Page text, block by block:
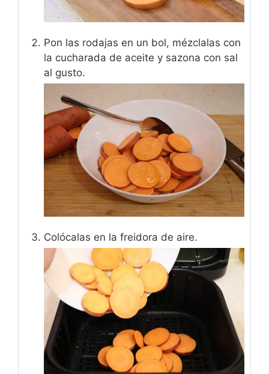
Pon las rodajas en un bol, mézclalas con
la cucharada de aceite y sazona con sal
al gusto.
Colócalas en la freidora de aire.